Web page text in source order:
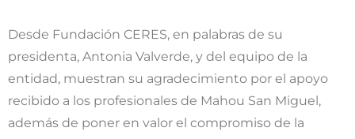
Desde Fundación CERES, en palabras de su
presidenta, Antonia Valverde, y del equipo de la
entidad, muestran su agradecimiento por el apoyo
recibido a los profesionales de Mahou San Miguel,
además de poner en valor el compromiso de la